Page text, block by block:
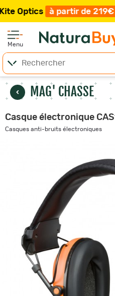
partir de 219€ / Plus que
Menu
MAG' CHASSE
Casque électronique
Casques anti-bruits électroniques